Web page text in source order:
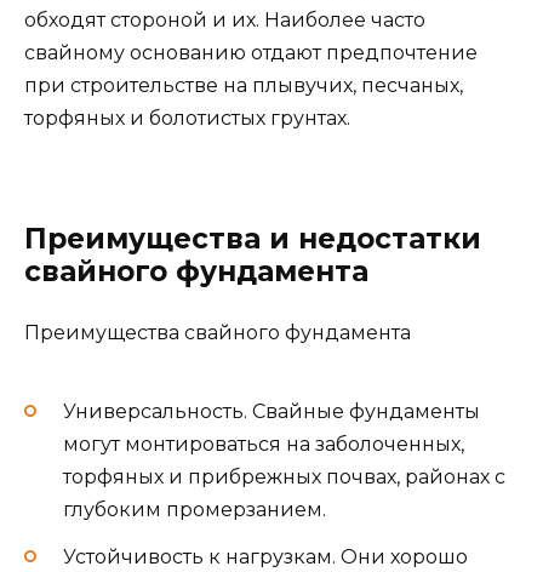
обходят стороной и их. Наиболее часто
свайному основанию отдают предпочтение
при строительстве на плывучих, песчаных,
торфяных и болотистых грунтах.
Преимущества и недостатки
свайного фундамента
Преимущества свайного фундамента
Универсальность. Свайные фундаменты
могут монтироваться на заболоченных,
торфяных и прибрежных почвах, районах с
глубоким промерзанием.
Устойчивость к нагрузкам. Они хорошо